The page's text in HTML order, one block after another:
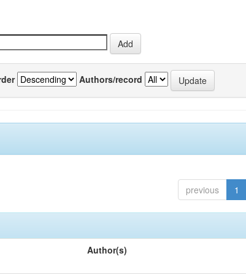
Authors/record
previous 1
Author(s)